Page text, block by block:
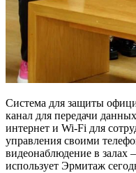
Система для защиты
канал для передачи
интернет и Wi-Fi для
управления своими
видеонаблюдение в залах
использует Эрмитаж